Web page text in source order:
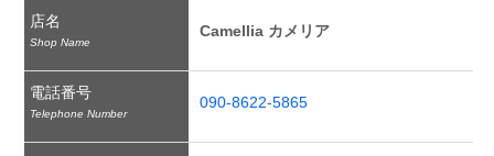
店名
Shop Name
Camellia カメリア
電話番号
Telephone Number
090-8622-5865